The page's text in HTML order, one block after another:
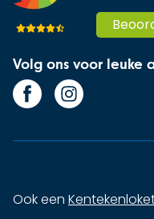
Volg ons voor leuke
Ook een